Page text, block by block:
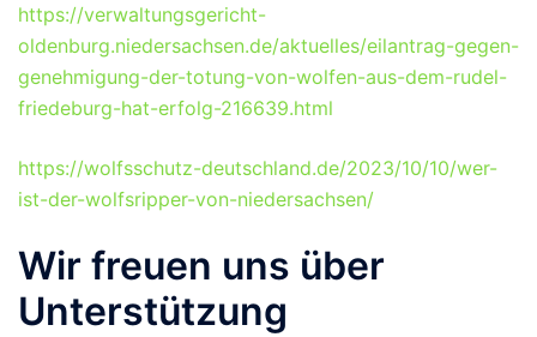
https://verwaltungsgericht-
oldenburg.niedersachsen.de/aktuelles/eilantrag-gegen-
genehmigung-der-totung-von-wolfen-aus-dem-rudel-
friedeburg-hat-erfolg-216639.html
https://wolfsschutz-deutschland.de/2023/10/10/wer-
ist-der-wolfsripper-von-niedersachsen/
Wir freuen uns über
Unterstützung